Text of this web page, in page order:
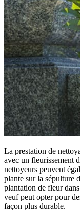
La prestation de
avec un fleurissement
nettoyeurs peuvent
plante sur la sépulture
plantation de fleur
veuf peut opter pour
façon plus durable.